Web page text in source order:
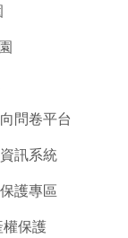
問卷平台
訊系統
護專區
保護